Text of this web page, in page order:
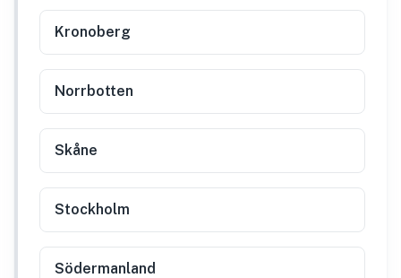
Kronoberg
Norrbotten
Skåne
Stockholm
Södermanland